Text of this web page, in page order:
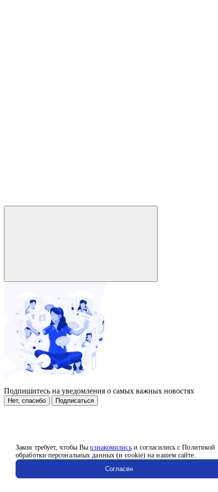
Закон требует, чтобы Выознакомилисьи согласились с Политикой
обработки персональных данных (и cookie) на нашем сайте.
Согласен
Подпишитесь на уведомления о самых важных новостях
Нет, спасибо Подписаться